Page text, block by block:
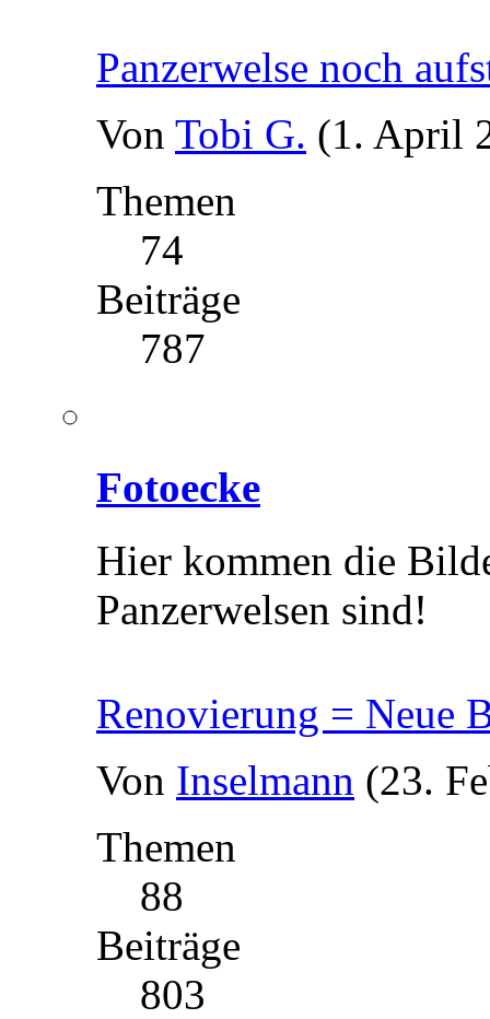
Panzerwelse noch
Von Tobi G. (1. April
Themen
74
Beiträge
787
Fotoecke
Hier kommen die
Panzerwelsen sind!
Renovierung = Neue
Von Inselmann (23.
Themen
88
Beiträge
803